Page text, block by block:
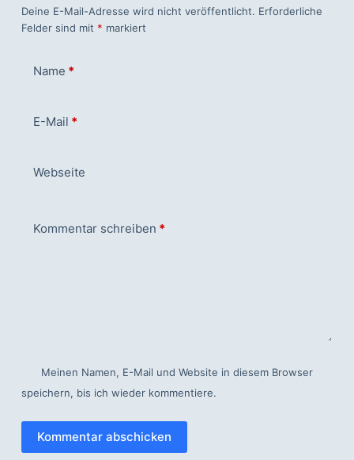
Deine E-Mail-Adresse wird nicht veröffentlicht. Erforderliche
Felder sind mit * markiert
Name *
E-Mail *
Webseite
Kommentar schreiben *
Meinen Namen, E-Mail und Website in diesem Browser
speichern, bis ich wieder kommentiere.
Kommentar abschicken